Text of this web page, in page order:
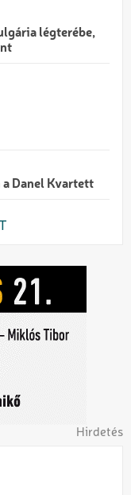
légterébe,
a Danel Kvartett
Hirdetés